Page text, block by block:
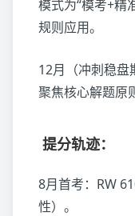
模式为“模考+精
规则应用。
12月（冲刺稳盘
聚焦核心解题原
提分轨迹：
8月首考：RW
性）。